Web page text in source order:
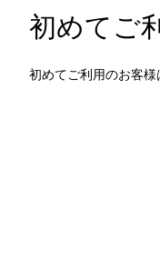
初めてご
初めてご利用のお客様